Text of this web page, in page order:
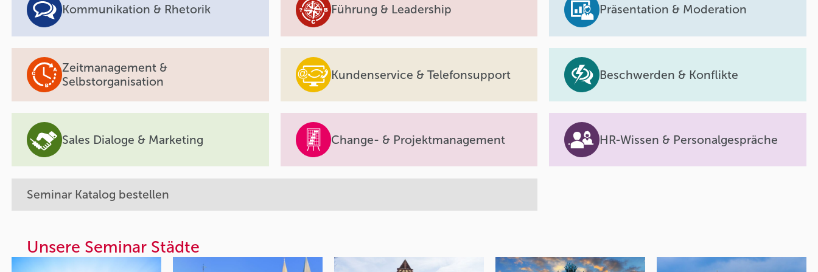
Kommunikation & Rhetorik Führung & Leadership Präsentation & Moderation
Zeitmanagement &
Selbstorganisation
Kundenservice & Telefonsupport Beschwerden & Konflikte
Sales Dialoge & Marketing Change- & Projektmanagement HR-Wissen & Personalgespräche
Seminar Katalog bestellen
Unsere Seminar Städte